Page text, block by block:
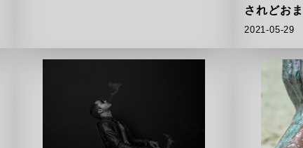
されどお
2021-05-29